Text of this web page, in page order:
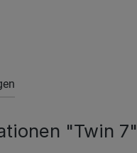
"Twin 7"